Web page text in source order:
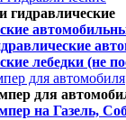
гидравлические
лебедки (не
для автомобиля
для
на Газель,